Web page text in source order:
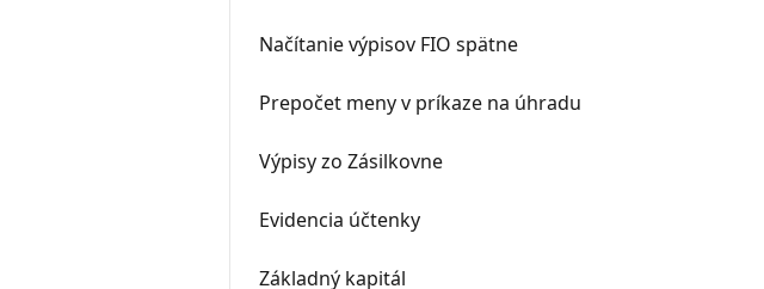
Načítanie výpisov FIO spätne
Prepočet meny v príkaze na úhradu
Výpisy zo Zásilkovne
Evidencia účtenky
Základný kapitál